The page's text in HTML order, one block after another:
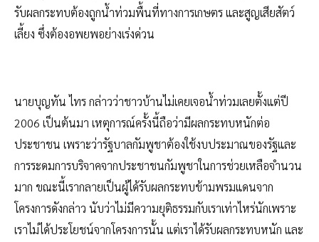
รับผลกระทบต้องถูกน้ำท่วมพื้นที่ทางการเกษตร และสูญเสียสัตว์
เลี้ยง ซึ่งต้องอพยพอย่างเร่งด่วน
นายบุญทัน ไทร กล่าวว่าชาวบ้านไม่เคยเจอน้ำท่วมเลยตั้งแต่ปี
2006 เป็นต้นมา เหตุการณ์ครั้งนี้ถือว่ามีผลกระทบหนักต่อ
ประชาชน เพราะว่ารัฐบาลกัมพูชาต้องใช้งบประมาณของรัฐและ
การระดมการบริจาคจากประชาชนกัมพูชาในการช่วยเหลือจำนวน
มาก ขณะนี้เรากลายเป็นผู้ได้รับผลกระทบข้ามพรมแดนจาก
โครงการดังกล่าว นับว่าไม่มีความยุติธรรมกับเราเท่าไหร่นักเพราะ
เราไม่ได้ประโยชน์จากโครงการนั้น แต่เราได้รับผลกระทบหนัก และ